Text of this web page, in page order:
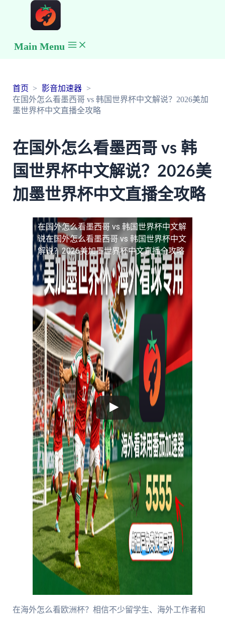
Main Menu
首页
影音加速器
在国外怎么看墨西哥 vs 韩国世界杯中文解说？2026美加
墨世界杯中文直播全攻略
在国外怎么看墨西哥 vs 韩
国世界杯中文解说？2026美
加墨世界杯中文直播全攻略
在国外怎么看墨西哥 vs 韩国世界杯中文解
说在国外怎么看墨西哥 vs 韩国世界杯中文
解说？2026美加墨世界杯中文直播全攻略
在海外怎么看欧洲杯？相信不少留学生、海外工作者和